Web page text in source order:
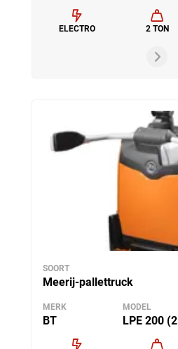
ELECTRO 2 TON
SOORT
Meerij-pallettruck
MERK
BT
MODEL
LPE 200 (2